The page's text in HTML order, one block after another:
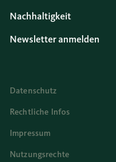
Nachhaltigkeit
Newsletter anmelden
Datenschutz
Rechtliche Infos
Impressum
Nutzungsrechte